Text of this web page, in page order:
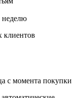
неделю
клиентов
с момента покупки